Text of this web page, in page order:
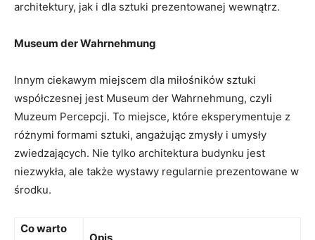
architektury, jak i dla sztuki⁤ prezentowanej wewnątrz.
Museum der Wahrnehmung
Innym‍ ciekawym miejscem dla miłośników sztuki
współczesnej jest Museum der Wahrnehmung, czyli
Muzeum Percepcji. ‌To miejsce, które ​eksperymentuje z
różnymi formami ‌sztuki, angażując zmysły i umysły
zwiedzających. Nie tylko ​architektura budynku​ jest
niezwykła, ale⁢ także wystawy regularnie ‍prezentowane w
środku.
Co warto